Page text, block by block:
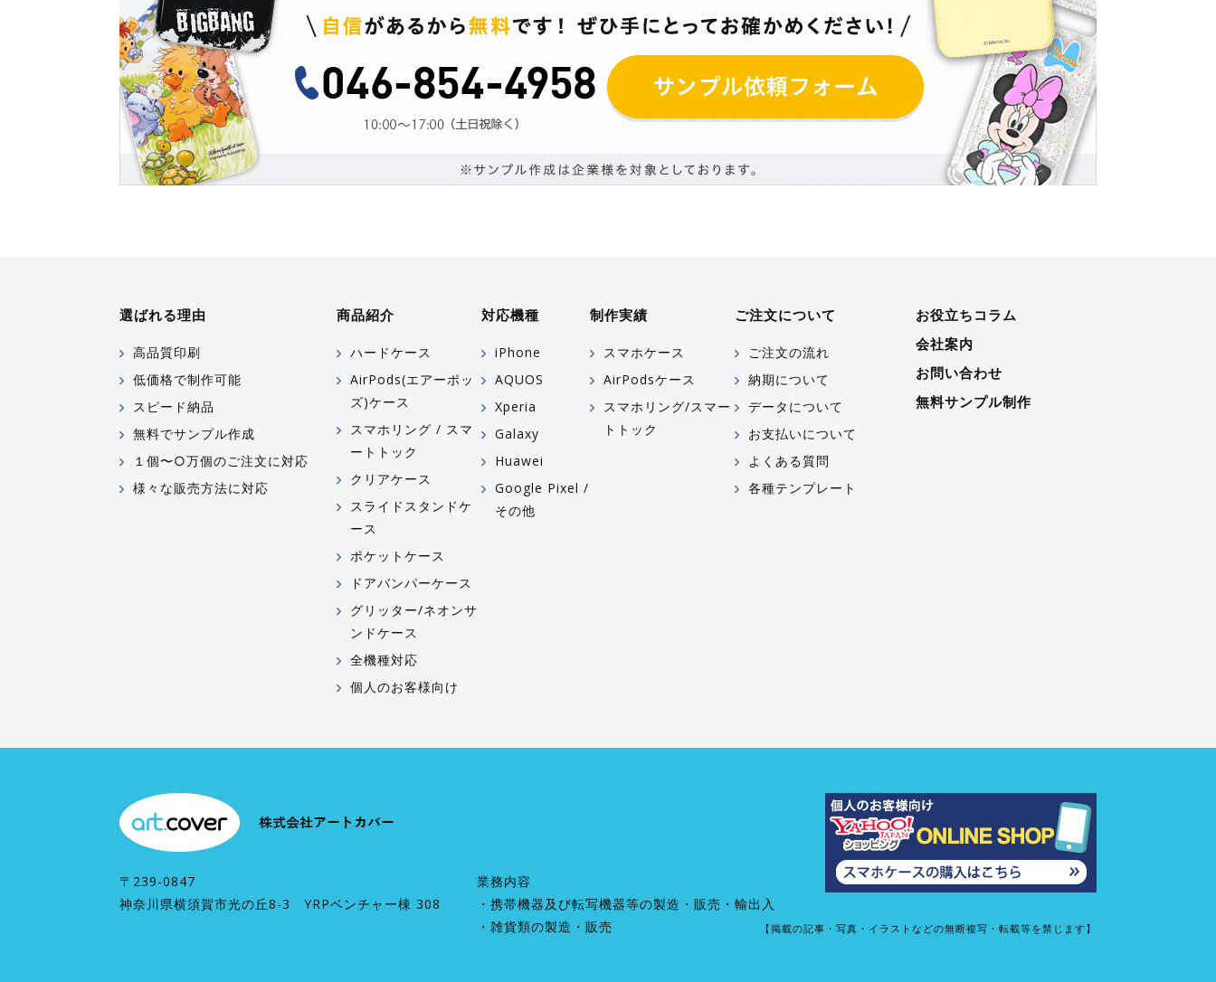
選ばれる理由
高品質印刷
低価格で制作可能
スピード納品
無料でサンプル作成
１個〜○万個のご注文に対応
様々な販売方法に対応
商品紹介
ハードケース
AirPods(エアーポッ
ズ)ケース
スマホリング / スマ
ートトック
クリアケース
スライドスタンドケ
ース
ポケットケース
ドアバンパーケース
グリッター/ネオンサ
ンドケース
全機種対応
個人のお客様向け
対応機種
iPhone
AQUOS
Xperia
Galaxy
Huawei
Google Pixel /
その他
制作実績
スマホケース
AirPodsケース
スマホリング/スマー
トトック
ご注文について
ご注文の流れ
納期について
データについて
お支払いについて
よくある質問
各種テンプレート
お役立ちコラム
会社案内
お問い合わせ
無料サンプル制作
〒239-0847
神奈川県横須賀市光の丘8-3 YRPベンチャー棟 308
業務内容
・携帯機器及び転写機器等の製造・販売・輸出入
・雑貨類の製造・販売
【掲載の記事・写真・イラストなどの無断複写・転載等を禁じます】